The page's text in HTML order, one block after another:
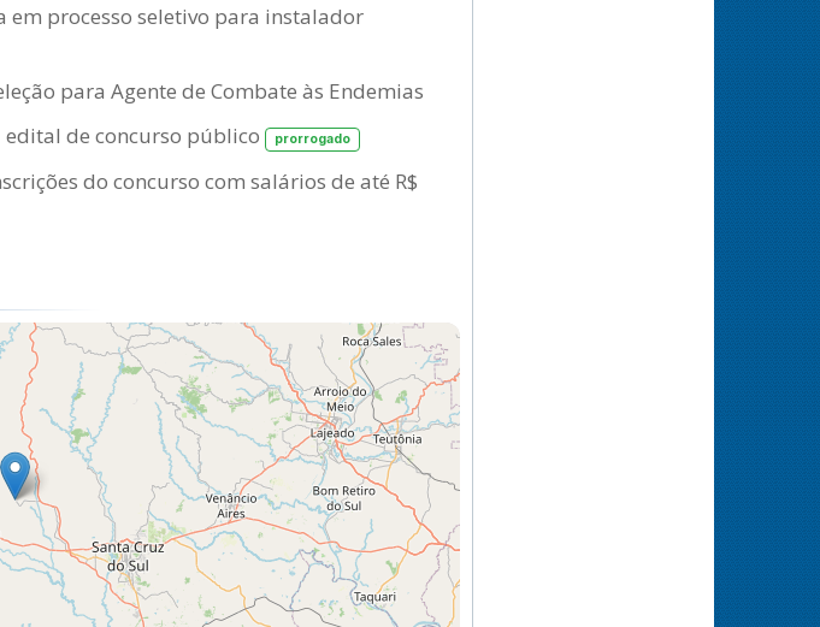
em processo seletivo para instalador
para Agente de Combate às Endemias
edital de concurso público
prorrogado
do concurso com salários de até R$